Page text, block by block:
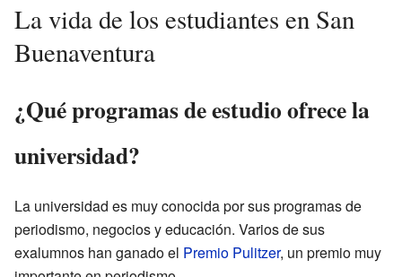
La vida de los estudiantes en San
Buenaventura
¿Qué programas de estudio ofrece la
universidad?
La universidad es muy conocida por sus programas de
periodismo, negocios y educación. Varios de sus
exalumnos han ganado el Premio Pulitzer, un premio muy